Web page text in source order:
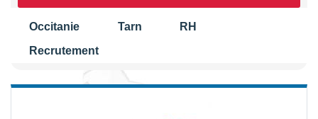
Occitanie Tarn
RH
Recrutement